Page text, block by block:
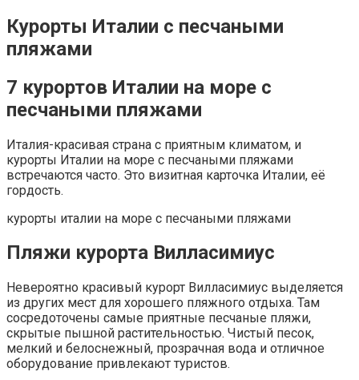
Курорты Италии с песчаными
пляжами
7 курортов Италии на море с
песчаными пляжами
Италия-красивая страна с приятным климатом, и
курорты Италии на море с песчаными пляжами
встречаются часто. Это визитная карточка Италии, её
гордость.
курорты италии на море с песчаными пляжами
Пляжи курорта Вилласимиус
Невероятно красивый курорт Вилласимиус выделяется
из других мест для хорошего пляжного отдыха. Там
сосредоточены самые приятные песчаные пляжи,
скрытые пышной растительностью. Чистый песок,
мелкий и белоснежный, прозрачная вода и отличное
оборудование привлекают туристов.